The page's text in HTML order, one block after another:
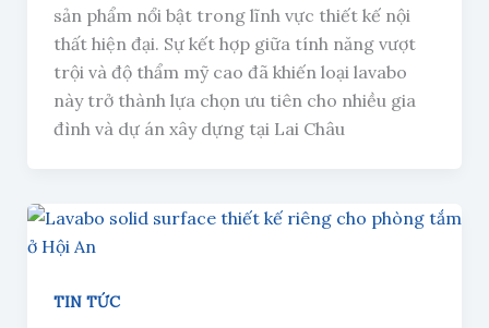
sản phẩm nổi bật trong lĩnh vực thiết kế nội
thất hiện đại. Sự kết hợp giữa tính năng vượt
trội và độ thẩm mỹ cao đã khiến loại lavabo
này trở thành lựa chọn ưu tiên cho nhiều gia
đình và dự án xây dựng tại Lai Châu
TIN TỨC